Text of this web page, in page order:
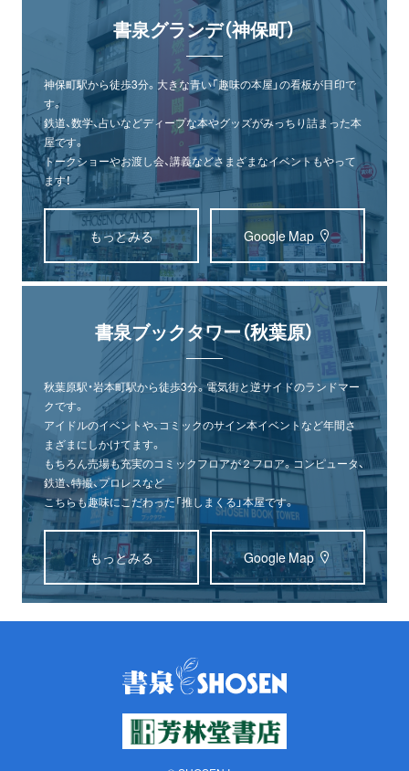
書泉グランデ（神保町）
神保町駅から徒歩3分。大きな青い「趣味の本屋」の看板が目印で
す。
鉄道、数学、占いなどディープな本やグッズがみっちり詰まった本
屋です。
トークショーやお渡し会、講義などさまざまなイベントもやって
ます！
もっとみる Google Map
書泉ブックタワー（秋葉原）
秋葉原駅・岩本町駅から徒歩3分。電気街と逆サイドのランドマー
クです。
アイドルのイベントや、コミックのサイン本イベントなど年間さ
まざまにしかけてます。
もちろん売場も充実のコミックフロアが２フロア。コンピュータ、
鉄道、特撮、プロレスなど
こちらも趣味にこだわった「推しまくる」本屋です。
もっとみる Google Map